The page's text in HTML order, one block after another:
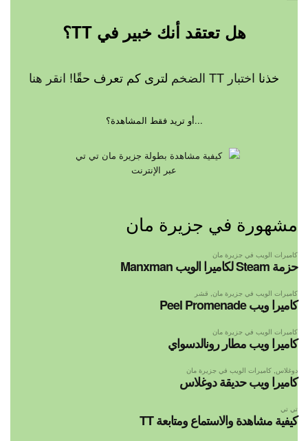
يبحث
هل تعتقد أنك خبير في TT؟
خذنا اختبار TT الضخم لترى كم تعرف حقًا! انقر هنا
...أو تريد فقط المشاهدة؟
مشهورة في جزيرة مان
كاميرات الويب في جزيرة مان
حزمة Steam لكاميرا الويب Manxman
كاميرات الويب في جزيرة مان قشر
كاميرا ويب Peel Promenade
كاميرات الويب في جزيرة مان
كاميرا ويب مطار رونالدسواي
دوغلاس, كاميرات الويب في جزيرة مان
كاميرا ويب حديقة دوغلاس
تي تي
كيفية مشاهدة والاستماع ومتابعة TT